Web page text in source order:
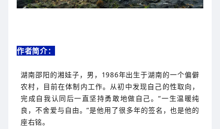
作者简介：
湖南邵阳的湘娃子，男，1986年出生于湖南的一个偏僻
农村，目前在体制内工作。从初中发现自己的性取向，
完成自我认同后一直坚持勇敢地做自己。“一生温暖纯
良，不舍爱与自由。”是他用了很多年的签名，也是他的
座右铭。